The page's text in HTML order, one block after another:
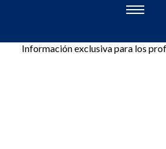
Información exclusiva para los